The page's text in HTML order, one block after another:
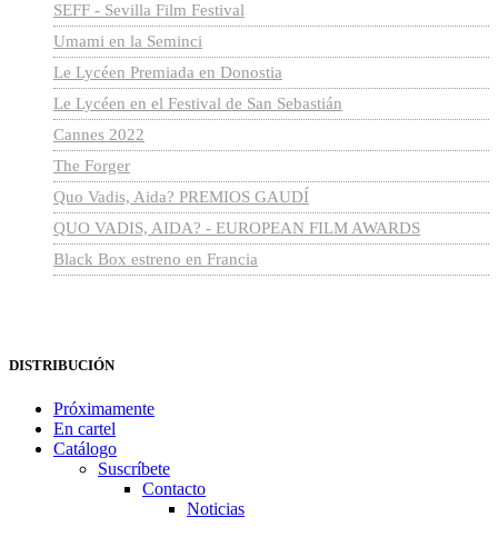
SEFF - Sevilla Film Festival
Umami en la Seminci
Le Lycéen Premiada en Donostia
Le Lycéen en el Festival de San Sebastián
Cannes 2022
The Forger
Quo Vadis, Aida? PREMIOS GAUDÍ
QUO VADIS, AIDA? - EUROPEAN FILM AWARDS
Black Box estreno en Francia
DISTRIBUCIÓN
Próximamente
En cartel
Catálogo
Suscríbete
Contacto
Noticias